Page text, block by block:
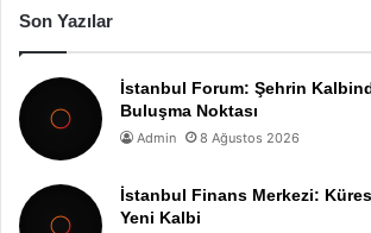
Son Yazılar
İstanbul Forum: Şehrin
Buluşma Noktası
Admin 8 Ağustos 2026
İstanbul Finans Merkezi:
Yeni Kalbi